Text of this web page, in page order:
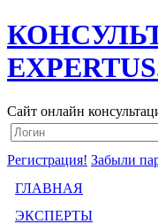
Сайт онлайн
Регистрация! Забыли
ГЛАВНАЯ
ЭКСПЕРТЫ